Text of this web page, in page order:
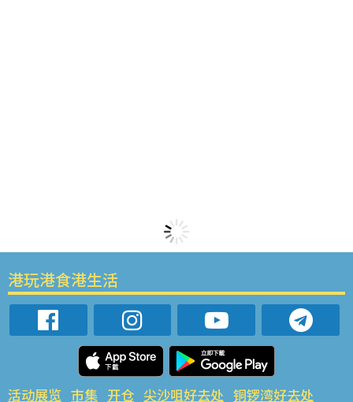
港玩港食港生活
活动展览 市集 开仓 尖沙咀好去处 铜锣湾好去处